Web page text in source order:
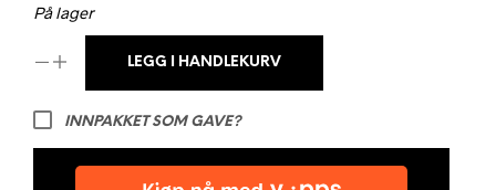
På lager
LEGG I HANDLEKURV
INNPAKKET SOM GAVE?